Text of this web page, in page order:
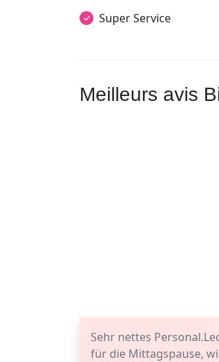
Super Service
Meilleurs avis
Sehr nettes
für die Mittagspause,